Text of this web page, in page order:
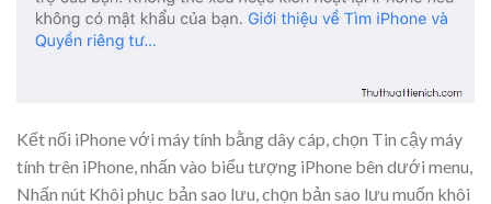
Kết nối iPhone với máy tính bằng dây cáp, chọn Tin cậy máy
tính trên iPhone, nhấn vào biểu tượng iPhone bên dưới menu,
Nhấn nút Khôi phục bản sao lưu, chọn bản sao lưu muốn khôi